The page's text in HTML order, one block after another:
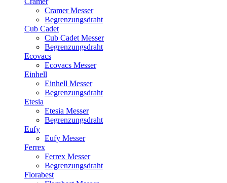
Cramer Messer
Begrenzungsdraht
Cub Cadet
Cub Cadet Messer
Begrenzungsdraht
Ecovacs
Ecovacs Messer
Einhell
Einhell Messer
Begrenzungsdraht
Etesia
Etesia Messer
Begrenzungsdraht
Eufy
Eufy Messer
Ferrex
Ferrex Messer
Begrenzungsdraht
Florabest